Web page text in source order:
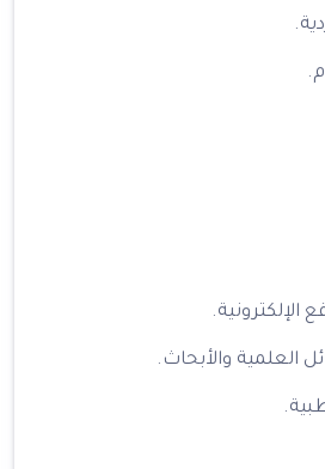
الإلكترونية.
العلمية والأبحاث.